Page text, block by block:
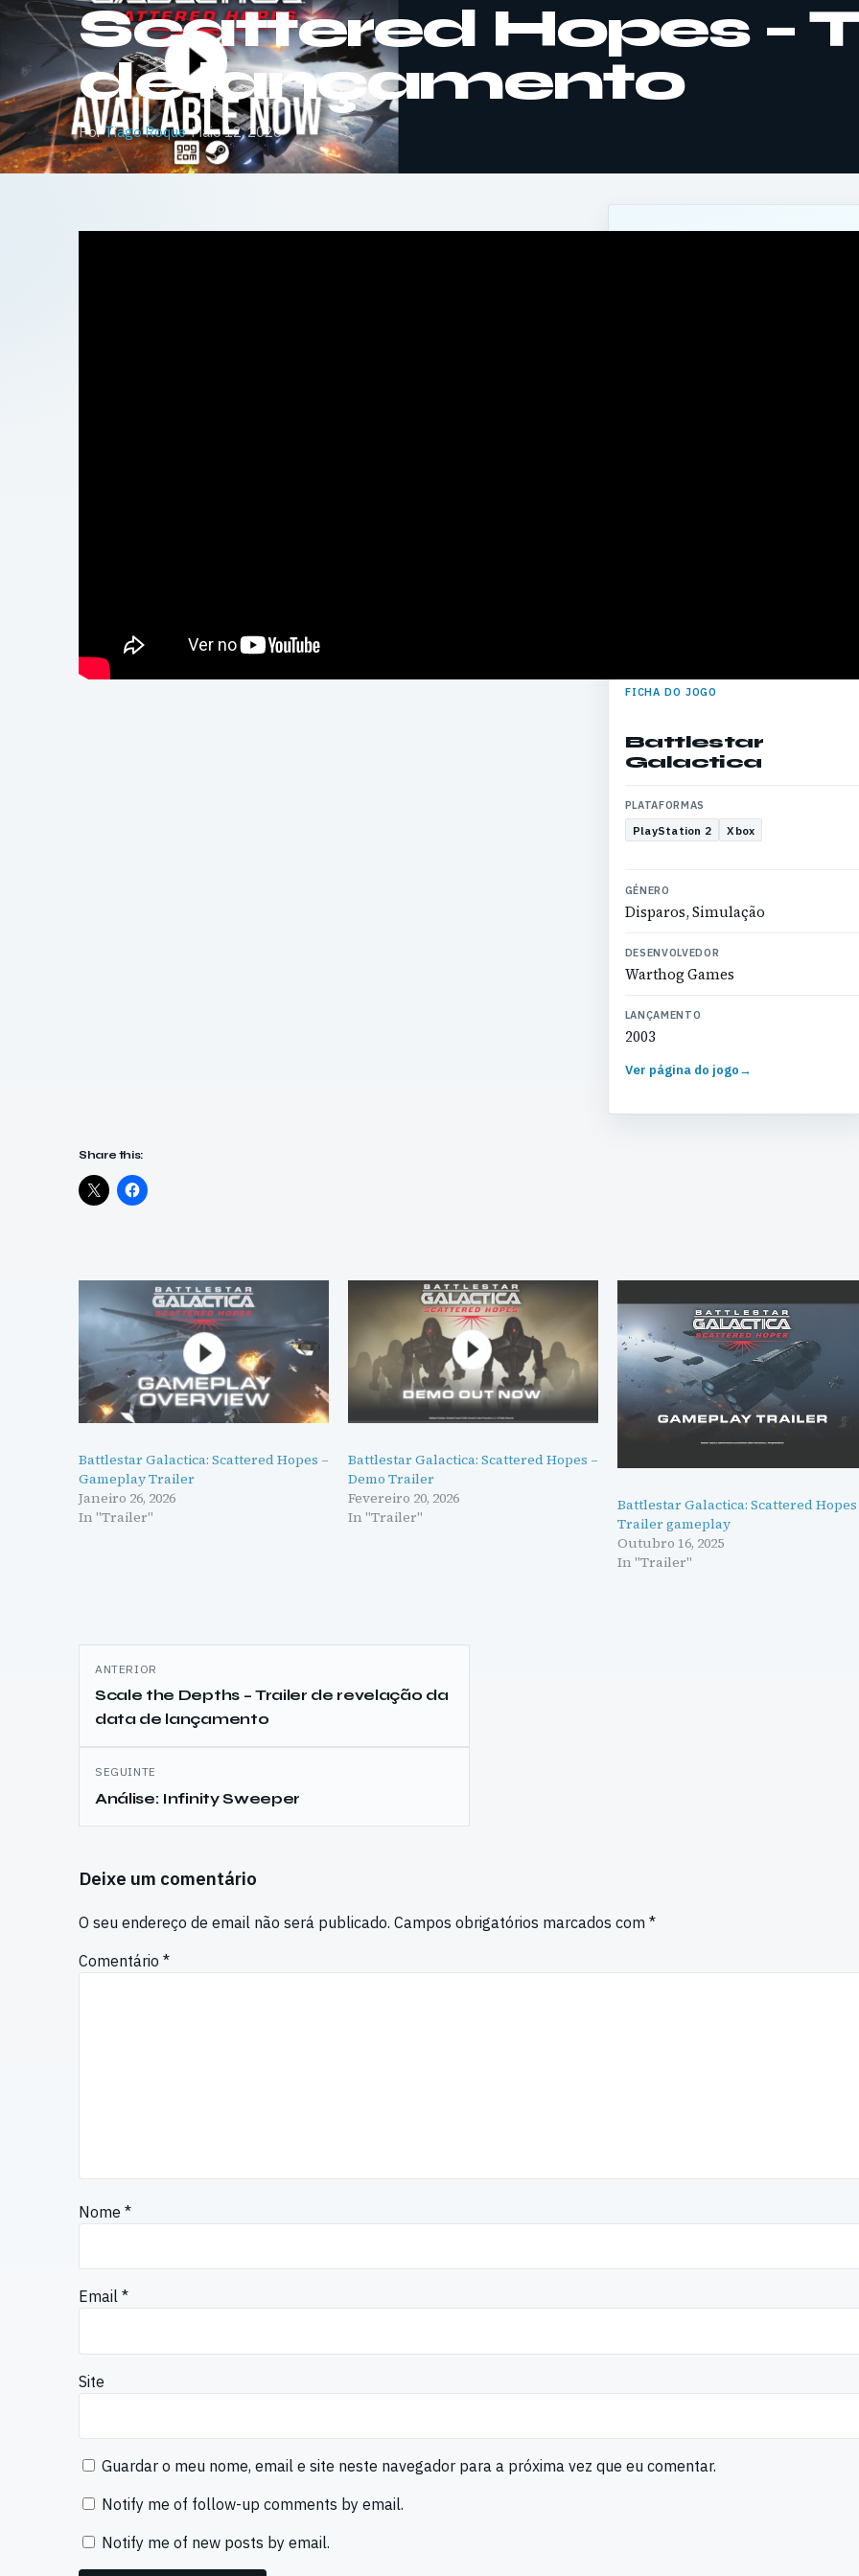
Scattered Hopes –
de lançamento
PorTiago Roque·Maio 12, 2026
FICHA DO JOGO
Battlestar
Galactica
PLATAFORMAS
PlayStation 2 Xbox
GÉNERO
Disparos, Simulação
DESENVOLVEDOR
Warthog Games
LANÇAMENTO
2003
Ver página do jogo→
Share this:
Battlestar Galactica: Scattered Hopes –
Gameplay Trailer
Janeiro 26, 2026
In "Trailer"
Battlestar Galactica: Scattered Hopes –
Demo Trailer
Fevereiro 20, 2026
In "Trailer"
Battlestar Galactica: Scattered
Trailer gameplay
Outubro 16, 2025
In "Trailer"
Navegação
de
artigos
ANTERIOR
Scale the Depths – Trailer de revelação da
data de lançamento
SEGUINTE
Análise: Infinity Sweeper
Deixe um comentário
O seu endereço de email não será publicado. Campos obrigatórios marcados com *
Comentário *
Nome *
Email *
Site
Guardar o meu nome, email e site neste navegador para a próxima vez que eu comentar.
Notify me of follow-up comments by email.
Notify me of new posts by email.